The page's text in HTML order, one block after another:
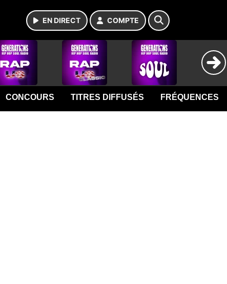
EN DIRECT COMPTE
CONCOURS TITRES DIFFUSÉS FRÉQUENCES